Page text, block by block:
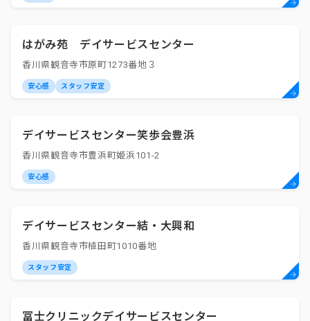
はがみ苑 デイサービスセンター
香川県観音寺市原町1273番地３
安心感 スタッフ安定
デイサービスセンター笑歩会豊浜
香川県観音寺市豊浜町姫浜101-2
安心感
デイサービスセンター結・大興和
香川県観音寺市植田町1010番地
スタッフ安定
冨士クリニックデイサービスセンター